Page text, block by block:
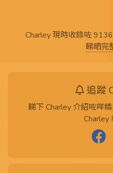
Charley 現時收錄咗
睇晒完
追蹤
睇下 Charley 介紹咗咩
Charley